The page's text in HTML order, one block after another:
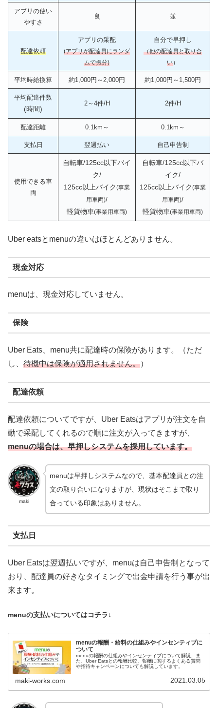
アプリの使い
やすさ
良 並
配達依頼
アプリの采配
(アプリが配達員にランダ
ムで振分)
自分で早押し
（他の配達員と取り合
い）
平均時給換算 約1,000円～2,000円 約1,000円～1,500円
平均配達件数
(時間)
2～4件/H 2件/H
配達距離 0.1km～ 0.1km～
支払日 翌週払い 自己申告制
使用できる車
両
自転車/125cc以下バイ
ク/
125cc以上バイク(事業
用車両)/
軽貨物車(事業用車両)
自転車/125cc以下バ
イク/
125cc以上バイク(事業
用車両)/
軽貨物車(事業用車両)
Uber eatsとmenuの違いはほとんどありません。
現金対応
menuは、現金対応していません。
保険
Uber Eats、menu共に配達時の保険があります。（ただ
し、 待機中は保険が適用されません。）
配達依頼
配達依頼についてですが、Uber Eatsはアプリが注文を自
動で采配してくれるので順に注文が入ってきますが、
menuの場合は、早押しシステムを採用しています。
maki
menuは早押しシステムなので、基本配達員との注
文の取り合いになりますが、現状はそこまで取り
合っている印象はありません。
支払日
Uber Eatsは翌週払いですが、menuは自己申告制となって
おり、配達員の好きなタイミングで出金申請を行う事が出
来ます。
menuの支払いについてはコチラ↓
menuの報酬・給料の仕組みやインセンティブに
ついて
menuの報酬の仕組みやインセンティブについて解説、ま
た、Uber Eatsとの報酬比較、報酬に関するよくある質問
や招待キャンペーンについても解説しています。
maki-works.com 2021.03.05